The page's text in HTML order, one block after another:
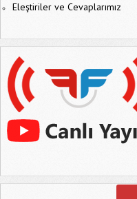
Eleştiriler ve Cevaplarımız